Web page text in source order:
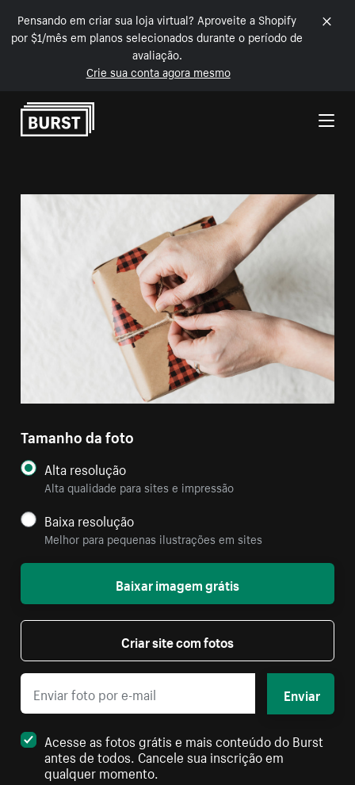
Pensando em criar sua loja virtual? Aproveite a Shopify
por $1/mês em planos selecionados durante o período de
avaliação.
Crie sua conta agora mesmo
Pular para o conteúdo
Tamanho da foto
Alta resolução
Alta qualidade para sites e impressão
Baixa resolução
Melhor para pequenas ilustrações em sites
Baixar imagem grátis
Criar site com fotos
Enviar
Acesse as fotos grátis e mais conteúdo do Burst
antes de todos. Cancele sua inscrição em
qualquer momento.